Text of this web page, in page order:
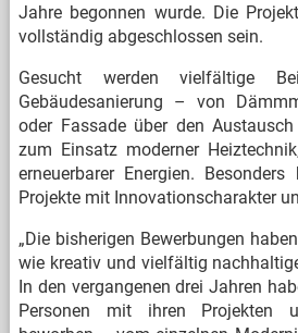
Jahre begonnen wurde. Die
vollständig abgeschlossen sein.
Gesucht werden vielfältige
Gebäudesanierung – von
oder Fassade über den
zum Einsatz moderner
erneuerbarer Energien.
Projekte mit Innovationscharakter
„Die bisherigen Bewerbungen
wie kreativ und vielfältig
In den vergangenen drei Jahren
Personen mit ihren Projekten